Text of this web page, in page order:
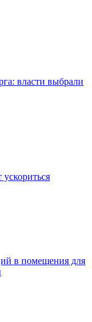
власти выбрали
в помещения для